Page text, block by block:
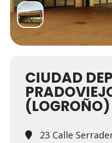
CIUDAD
(LOGROÑO)
23 Calle